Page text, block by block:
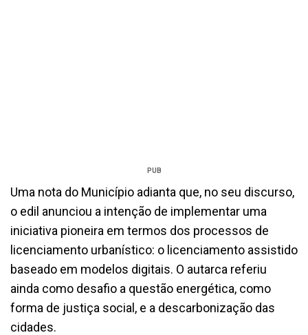
PUB
Uma nota do Município adianta que, no seu discurso,
o edil anunciou a intenção de implementar uma
iniciativa pioneira em termos dos processos de
licenciamento urbanístico: o licenciamento assistido
baseado em modelos digitais. O autarca referiu
ainda como desafio a questão energética, como
forma de justiça social, e a descarbonização das
cidades.